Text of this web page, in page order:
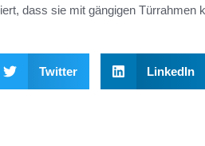
dass sie mit gängigen Türrahmen
Twitter LinkedIn